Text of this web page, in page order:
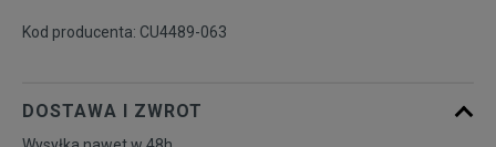
Kod producenta: CU4489-063
DOSTAWA I ZWROT